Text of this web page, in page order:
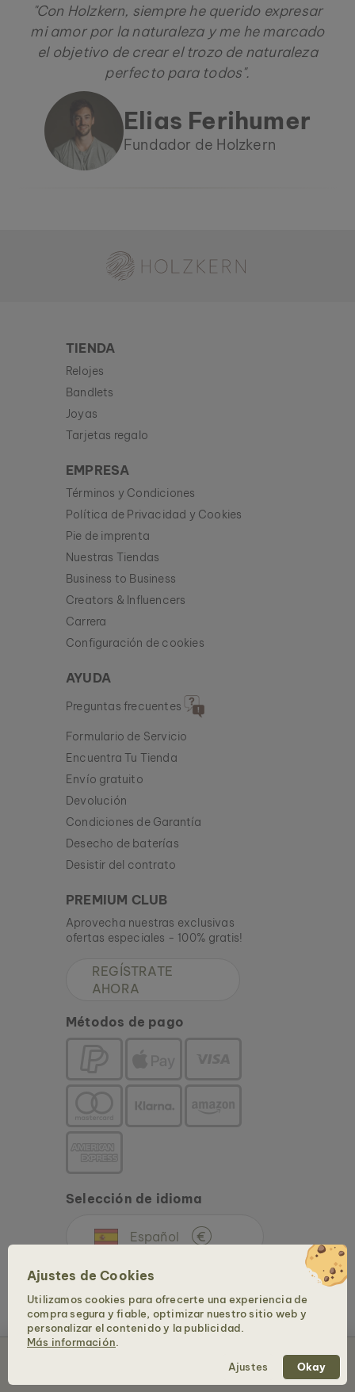
Ajustes de Cookies
Utilizamos cookies para ofrecerte una experiencia de
compra segura y fiable, optimizar nuestro sitio web y
personalizar el contenido y la publicidad.
Más información
Ajustes
Okay
"Con Holzkern, siempre he querido expresar
mi amor por la naturaleza y me he marcado
el objetivo de crear el trozo de naturaleza
perfecto para todos".
Elias Ferihumer
Fundador de Holzkern
TIENDA
Relojes
Bandlets
Joyas
Tarjetas regalo
EMPRESA
Términos y Condiciones
Política de Privacidad y Cookies
Pie de imprenta
Nuestras Tiendas
Business to Business
Creators & Influencers
Carrera
Configuración de cookies
AYUDA
Preguntas frecuentes
Formulario de Servicio
Encuentra Tu Tienda
Envío gratuito
Devolución
Condiciones de Garantía
Desecho de baterías
Desistir del contrato
PREMIUM CLUB
Aprovecha nuestras exclusivas
ofertas especiales - 100% gratis!
REGÍSTRATE
AHORA
Métodos de pago
Selección de idioma
Español €
Copyright © 2026 Holzkern - una marca de Time for Nature GmbH. Todos los
Añadir al carrito – 99 €